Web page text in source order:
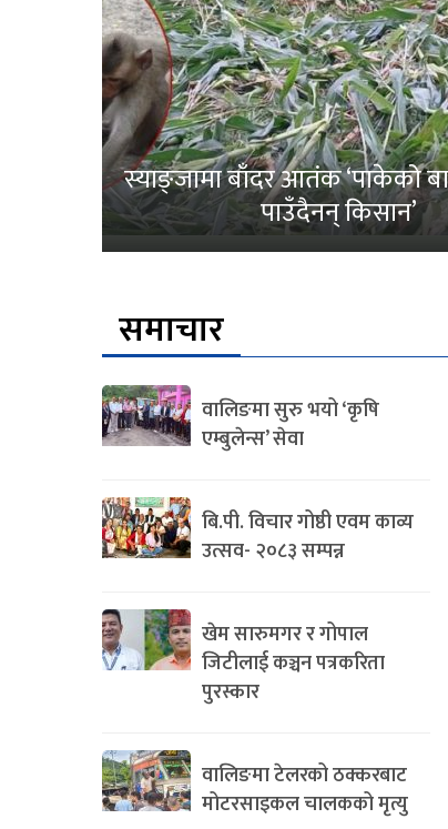
स्याङ्जामा बाँदर आतंक ‘पाकेको
पाउँदैनन् किसान’
समाचार
वालिङमा सुरु भयो ‘कृषि
एम्बुलेन्स’ सेवा
बि.पी. विचार गोष्ठी एवम काव्य
उत्सव- २०८३ सम्पन्न
खेम सारुमगर र गोपाल
जिटीलाई कञ्चन पत्रकरिता
पुरस्कार
वालिङमा टेलरको ठक्करबाट
मोटरसाइकल चालकको मृत्यु